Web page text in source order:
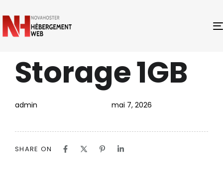
PUBLISHED
IN:
Storage 1GB
Author
admin
Published
on:
mai 7, 2026
SHARE ON